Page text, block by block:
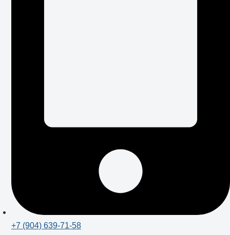
+7 (904) 639-71-58